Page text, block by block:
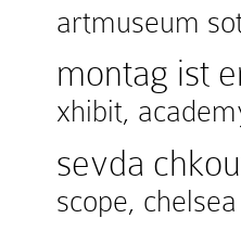
artmuseum
montag ist
xhibit,
sevda
scope,